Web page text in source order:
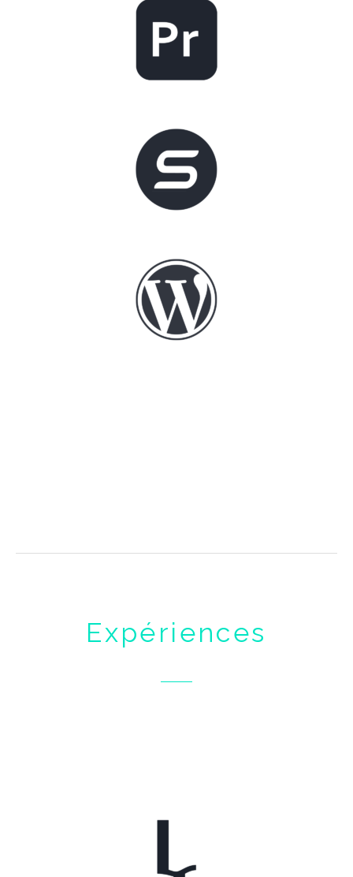
Expériences